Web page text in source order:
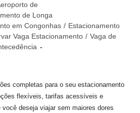
de
de Longa
em Congonhas / Estacionamento
Vaga Estacionamento / Vaga de
completas para o seu estacionamento
flexíveis, tarifas acessíveis e
deseja viajar sem maiores dores